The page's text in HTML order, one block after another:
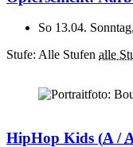
So 13.04.
Stufe: Alle Stufen alle
HipHop Kids (A /